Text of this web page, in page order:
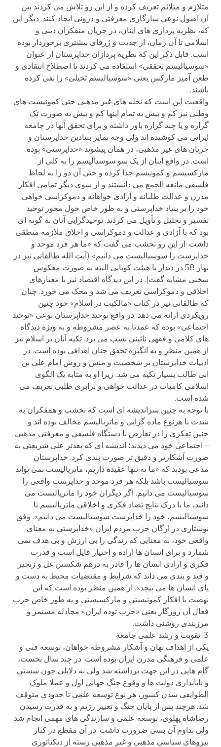
متلازم و متلائم تعریف کرده و از این رو تلاش می کردند بین
آن اصول نوعی سازگاری معرفتی و درونی ایجاد کنند. دیگر این
که، نظریه پردازی های اینان، در جریان متفکران دینی و
اسلامی تا آن زمان، از جدیت و ژرفای بیشتری برخوردار بوده
است. قابل ذکر این که نظریه پردازان خداپرستان از عنوان
«سوسیالیسم تحققی» استفاده می کردند تا اصطلاح انتقادی و
طعن آمیز مارکس یعنی «سوسیالیسم تخیلی» را نفی کرده
باشند.
واقعیت این است که نحله های غیر مذهبی حتی کمونیست های
وطنی نیز کم و بیش به تمام اینها کم و بیش به صورت تک
گزاره و یا چند گزاره باور داشته و برای تحقق آنها در جامعه
ایرانی می کوشیده اند ولی وجه تمایز بنیادین خداپرستان و
جریان های غیر مذهبی، در همان پیشوند «خداپرستی» بوده
است. در واقع اینان از یک سو سوسیالیسم را به کلی از
مارکسیسم و کمونیسم جدا کرده و حتی آن دو را به لحاظ
فلسفی مانعه الجمع می دانستند و از سوی دیگر تمامی افکار
مدرن و عدالت طلبانه و آزادی خواهانه و دموکراسی خواهی
خود را بر بنیاد خداپرستی و به طور خاص حول محور توحید
تفسیر و تحلیل و تأویل می کردند. توحیدگرایی آنان به گونه ای
بود که با آزادی و عدالت و دموکراسی و اخلاق ملازمه منطقی
داشت. از این رو نخشب می گفت که «ما هر فرد موحد و
خداپرست را سوسیالیست می دانیم» (آیت الله طالقانی نیز در
بهار 58 در دیدار با هیئت کوبایی البته به صورت معکوس
سخنی مشابه گفت). در این دیدگاه اقتصاد نیز با معیارهای
اخلاقی و دموکراسی تعریف می شد و محک می خورد. چنان
که طالقانی نیز در کتاب «مالکیت در اسلام» خود چنین
رویکردی ارائه می دهد. در واقع توحید خداپرستان نوعی «توحید
اجتماعی» بوده که عمدتا به عصر مشروطه و به ویژه دیدگاه
های کلامی و فقهی نائینی نسب می برد. تکیه آنان بر اسلام نیز
از همین منظر و به انگیزه تحقق چنان اهدافی بوده است. در
ادبیات خداپرستان بر شخصیت و منش و روش امام علی بن
ابی طالب بسیار تکیه می شد. زیرا او به مثابه یک الگوی
اسلامی کامیاب در عدالت خواهی و برابری طلبی تعریف می
شده است.
با توجه به چنین سراندیشه ای است که نخشب و همفکران به
شدت با هرنوع ماده گرایی و ماتریالیسم مخالف بوده اند و
چنین تفکری را در تعارض با دستگاه فلسفی و معرفتی مذهبی
– اجتماعی خود می دیدند؛ اندیشه ای که بعدتر علی شریعتی به
صورت آشکارتر و دقیق تر صورت بندی کرد. خداپرستان
مدعی بودند که «ما نه تنها عقیده داریم، ماتریالیست نمی تواند
سوسیالیست باشد بلکه هر فرد موحد و خداپرست واقعی را
سوسیالیست می دانیم. اگر دیگران خود را ماتریالیست می
دانند، ما با درک نتایج تضاد فکری و اخلاقی ماتریالیسم با
سوسیالبسم، خود را خداپرست سوسیالیست می دانیم». وفق
نوشتاری در ارگان حزب مردم ایران «خداپرستی به معنای
واقعی خود، به معنایی که زندگی را بی ارزش و بی هدف نمی
شمارد و برای انسان ها اراده و اختیار قایل است و قدرت
فکری و ارادی انسان ها را قادر به درهم شکستن غل و زنجیر
و قید و بندی می داند که شرایط و مقتضیات محیط به دست و
پای انسان ها می پیچد». از همین منظر بوده است که این
نهضت با افکار کمونیستی و مارکسیستی و به طور خاص حزب
فعال آن روزگار یعنی «حزب توده ایران» مجادله مستمر و
مرزبندی روشنی داشت.
3. تقویت و رشد علمی جامعه
یکی از اهداف نهان و آشکار مشروطه خواهان، توسعه فنی و
علمی و فرهنگی مدرن ایران بوده است. در چند سال نخست،
گام هایی در این جهت برداشته شد ولی به دلایلی چون سستی
و ناپایداری دولت ها و وقوع جنگ جهانی اول و عملا ملوک
الطوایفی شدن کشور، هر نوع توسعه علمی تا حدودی متوقف
شد. هرچند پس از پایان جنگ و تغییر رژیم و به قدرت رسیدن
رضاشاه پهلوی، توسعه علمی و سازندگی های مهمی انجام شد
ولی تداوم آن بسی ضرورت داشت. در آن مقطع در کنار
نیروهای سیاسی مذهبی و غیر مذهبی رسته از دیکتاتوری